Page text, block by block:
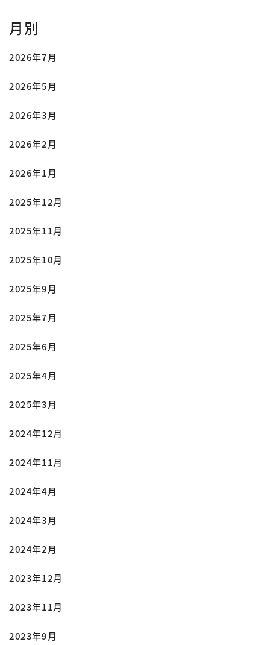
月別
2026年7月
2026年5月
2026年3月
2026年2月
2026年1月
2025年12月
2025年11月
2025年10月
2025年9月
2025年7月
2025年6月
2025年4月
2025年3月
2024年12月
2024年11月
2024年4月
2024年3月
2024年2月
2023年12月
2023年11月
2023年9月